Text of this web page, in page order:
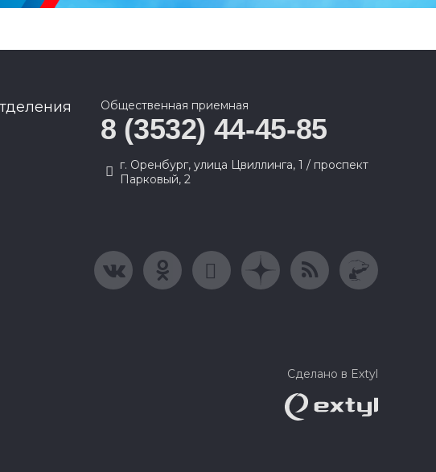
Общественная приемная
8 (3532) 44-45-85
г. Оренбург, улица Цвиллинга, 1 / проспект
Парковый, 2
Сделано в Extyl